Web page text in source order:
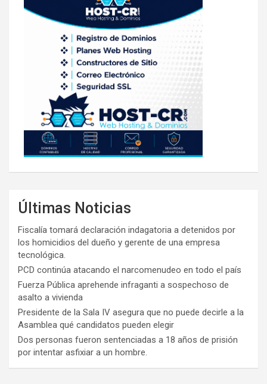
Últimas Noticias
Fiscalía tomará declaración indagatoria a detenidos por
los homicidios del dueño y gerente de una empresa
tecnológica.
PCD continúa atacando el narcomenudeo en todo el país
Fuerza Pública aprehende infraganti a sospechoso de
asalto a vivienda
Presidente de la Sala IV asegura que no puede decirle a la
Asamblea qué candidatos pueden elegir
Dos personas fueron sentenciadas a 18 años de prisión
por intentar asfixiar a un hombre.